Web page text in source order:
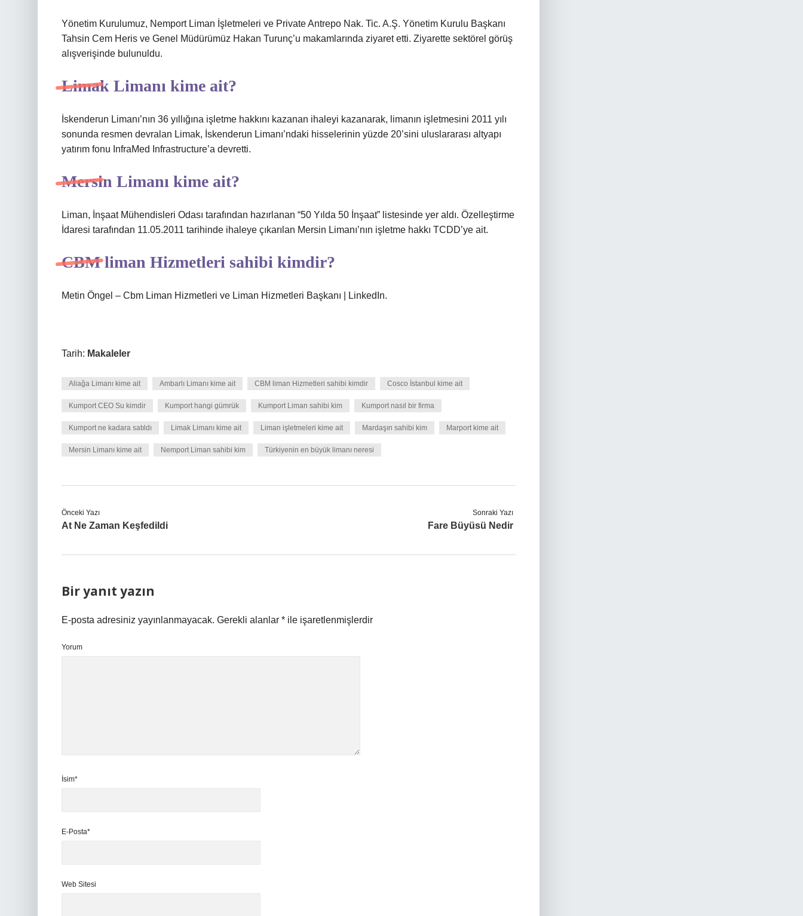
Yönetim Kurulumuz, Nemport Liman İşletmeleri ve Private Antrepo Nak. Tic. A.Ş. Yönetim Kurulu Başkanı
Tahsin Cem Heris ve Genel Müdürümüz Hakan Turunç’u makamlarında ziyaret etti. Ziyarette sektörel görüş
alışverişinde bulunuldu.
Limak Limanı kime ait?
İskenderun Limanı’nın 36 yıllığına işletme hakkını kazanan ihaleyi kazanarak, limanın işletmesini 2011 yılı
sonunda resmen devralan Limak, İskenderun Limanı’ndaki hisselerinin yüzde 20’sini uluslararası altyapı
yatırım fonu InfraMed Infrastructure’a devretti.
Mersin Limanı kime ait?
Liman, İnşaat Mühendisleri Odası tarafından hazırlanan “50 Yılda 50 İnşaat” listesinde yer aldı. Özelleştirme
İdaresi tarafından 11.05.2011 tarihinde ihaleye çıkarılan Mersin Limanı’nın işletme hakkı TCDD’ye ait.
CBM liman Hizmetleri sahibi kimdir?
Metin Öngel – ​​Cbm Liman Hizmetleri ve Liman Hizmetleri Başkanı | LinkedIn.
Tarih: Makaleler
Aliağa Limanı kime ait Ambarlı Limanı kime ait CBM liman Hizmetleri sahibi kimdir Cosco İstanbul kime ait
Kumport CEO Su kimdir Kumport hangi gümrük Kumport Liman sahibi kim Kumport nasıl bir firma
Kumport ne kadara satıldı Limak Limanı kime ait Liman işletmeleri kime ait Mardaşın sahibi kim Marport kime ait
Mersin Limanı kime ait Nemport Liman sahibi kim Türkiyenin en büyük limanı neresi
Önceki Yazı
At Ne Zaman Keşfedildi
Sonraki Yazı
Fare Büyüsü Nedir
Bir yanıt yazın
E-posta adresiniz yayınlanmayacak. Gerekli alanlar * ile işaretlenmişlerdir
Yorum
İsim*
E-Posta*
Web Sitesi